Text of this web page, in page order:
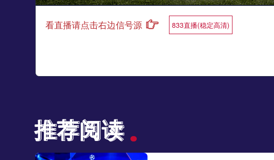
看直播请点击右边信号源 833直播(稳定高清)
推荐阅读
推荐阅读